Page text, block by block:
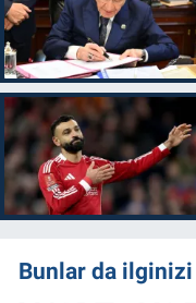
Bunlar da